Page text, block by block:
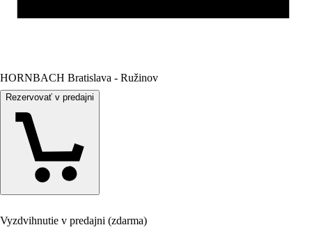
HORNBACH Bratislava - Ružinov
Rezervovať v predajni
Vyzdvihnutie v predajni (zdarma)